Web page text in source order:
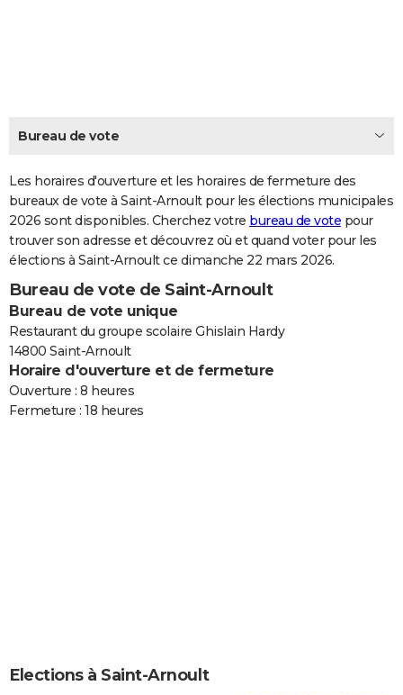
CARTE DE VOEUX
Dictionnaire
Biographies
Citations
Expressions
Proverbes
PROGRAMME TV
COPAINS D'AVANT
FORUM
Bricolage
Lifestyle
Culture
Sport
Auto
Television
Voyage
Cinema
Bureau de vote
Les horaires d'ouverture et les horaires de fermeture des
bureaux de vote à Saint-Arnoult pour les élections municipales
2026 sont disponibles. Cherchez votre bureau de vote pour
trouver son adresse et découvrez où et quand voter pour les
élections à Saint-Arnoult ce dimanche 22 mars 2026.
Bureau de vote de Saint-Arnoult
Bureau de vote unique
Restaurant du groupe scolaire Ghislain Hardy
14800 Saint-Arnoult
Horaire d'ouverture et de fermeture
Ouverture : 8 heures
Fermeture : 18 heures
Elections à Saint-Arnoult